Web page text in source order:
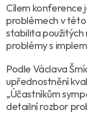
Cílem konference
problémech v
stabilita
problémy s
Podle Václava
upřednostnění
„Účastníkům
detailní rozbor